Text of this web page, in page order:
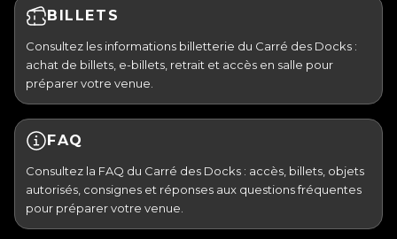
BILLETS
Consultez les informations billetterie du Carré des Docks :
achat de billets, e-billets, retrait et accès en salle pour
préparer votre venue.
FAQ
Consultez la FAQ du Carré des Docks : accès, billets, objets
autorisés, consignes et réponses aux questions fréquentes
pour préparer votre venue.